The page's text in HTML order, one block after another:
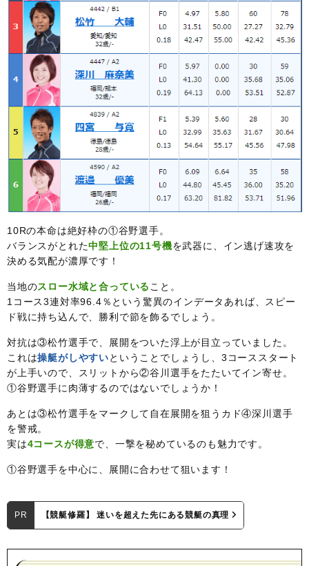
10Rの本命は絶好枠の①谷野選手。
バランスがとれた中堅上位の11号機を武器に、イン逃げ速攻を
決める気配が濃厚です！
当地のスロー水域と合っていること。
1コース3連対率96.4％という驚異のインデータあれば、スピー
ド戦に持ち込んで、勝利で節を飾るでしょう。
対抗は③松竹選手で、展開をついた浮上が目立っていました。
これは操艇がしやすいということでしょうし、3コーススタート
が上手いので、スリットから②谷川選手をたたいてイン寄せ。
①谷野選手に肉薄するのではないでしょうか！
あとは③松竹選手をマークして自在展開を狙うカド④深川選手
を警戒。
実は4コースが得意で、一撃を秘めているのも魅力です。
①谷野選手を中心に、展開に合わせて狙います！
PR 【競艇修羅】 迷いを超えた先にある競艇の真理